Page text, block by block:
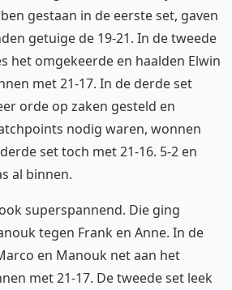
gestaan in de eerste set, gaven
getuige de 19-21. In de tweede
het omgekeerde en haalden Elwin
met 21-17. In de derde set
orde op zaken gesteld en
nodig waren, wonnen
set toch met 21-16. 5-2 en
al binnen.
superspannend. Die ging
tegen Frank en Anne. In de
en Manouk net aan het
met 21-17. De tweede set leek